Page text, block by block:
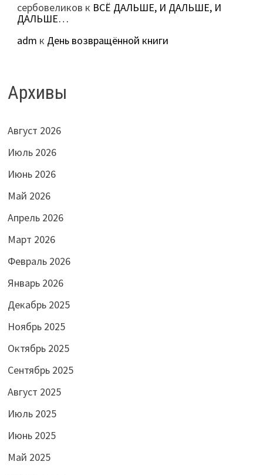
сербовеликов к ВСЁ ДАЛЬШЕ, И ДАЛЬШЕ, И
ДАЛЬШЕ…
adm к День возвращённой книги
Архивы
Август 2026
Июль 2026
Июнь 2026
Май 2026
Апрель 2026
Март 2026
Февраль 2026
Январь 2026
Декабрь 2025
Ноябрь 2025
Октябрь 2025
Сентябрь 2025
Август 2025
Июль 2025
Июнь 2025
Май 2025